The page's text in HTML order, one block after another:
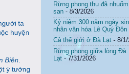
ta
huyện
Biên
ý tưởng
Rừng phong thu đã
san - 8/3/2026
Kỷ niệm 300 năm ngày
nhân văn hóa Lê Quý Đôn
Cả thế giới ở Đà Lạt - 8/1/
Rừng phong giữa lòng Đà
Lạt - 7/31/2026